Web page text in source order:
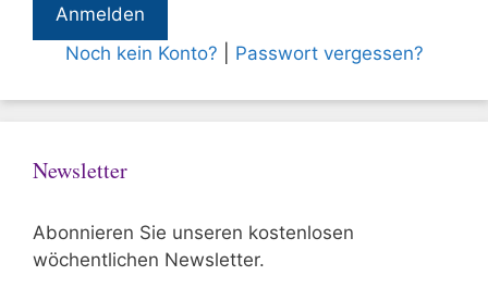
Noch kein Konto? Passwort vergessen?
Newsletter
Abonnieren Sie unseren kostenlosen
wöchentlichen Newsletter.